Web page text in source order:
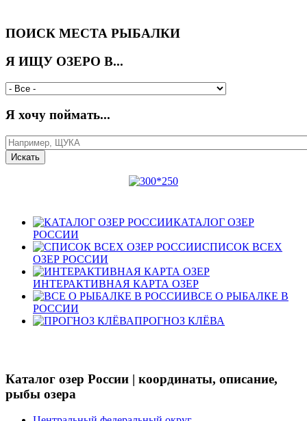
ПОИСК МЕСТА РЫБАЛКИ
Я ИЩУ ОЗЕРО В...
Я хочу поймать...
КАТАЛОГ ОЗЕР
РОССИИ
СПИСОК ВСЕХ
ОЗЕР РОССИИ
ИНТЕРАКТИВНАЯ КАРТА ОЗЕР
ВСЕ О РЫБАЛКЕ В
РОССИИ
ПРОГНОЗ КЛЁВА
Каталог озер России | координаты, описание,
рыбы озера